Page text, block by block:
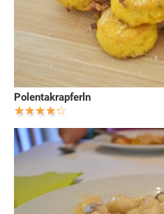
Polentakrapferln